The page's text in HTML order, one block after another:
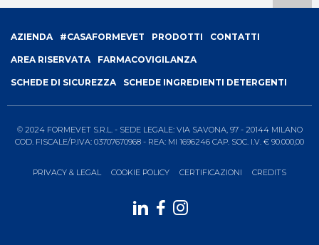
Footer
menu
AZIENDA #CASAFORMEVET PRODOTTI CONTATTI
AREA RISERVATA FARMACOVIGILANZA
SCHEDE DI SICUREZZA SCHEDE INGREDIENTI DETERGENTI
© 2024 FORMEVET S.R.L. - SEDE LEGALE: VIA SAVONA, 97 - 20144 MILANO
COD. FISCALE/P.IVA: 03707670968 - REA: MI 1696246 CAP. SOC. I.V. € 90.000,00
PRIVACY & LEGAL COOKIE POLICY CERTIFICAZIONI CREDITS
Formevet